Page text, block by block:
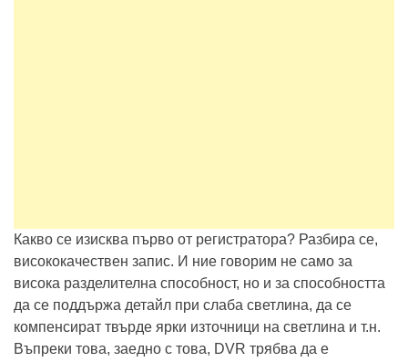
Какво се изисква първо от регистратора? Разбира се,
висококачествен запис. И ние говорим не само за
висока разделителна способност, но и за способността
да се поддържа детайл при слаба светлина, да се
компенсират твърде ярки източници на светлина и т.н.
Въпреки това, заедно с това, DVR трябва да е